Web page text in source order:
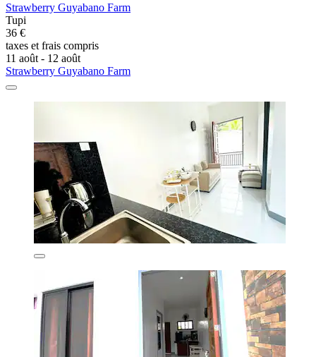
Strawberry Guyabano Farm
Tupi
36 €
taxes et frais compris
11 août - 12 août
Strawberry Guyabano Farm